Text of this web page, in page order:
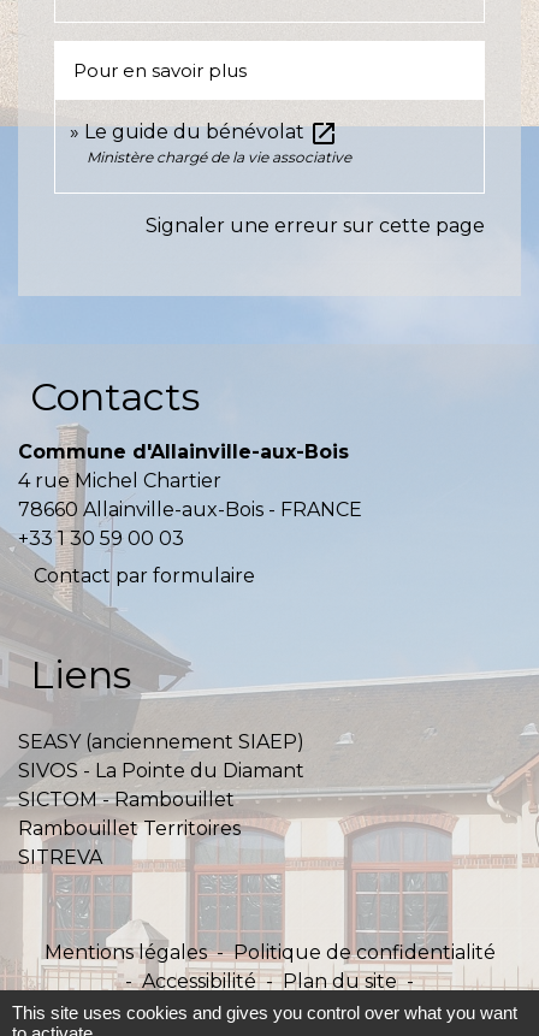
Pour en savoir plus
Le guide du bénévolatopen_in_new
Ministère chargé de la vie associative
Signaler une erreur sur cette page
Contacts
Commune d'Allainville-aux-Bois
4 rue Michel Chartier
78660 Allainville-aux-Bois - FRANCE
+33 1 30 59 00 03
Contact par formulaire
Liens
SEASY (anciennement SIAEP)
SIVOS - La Pointe du Diamant
SICTOM - Rambouillet
Rambouillet Territoires
SITREVA
Mentions légales - Politique de confidentialité
- Accessibilité - Plan du site -
Gestion des cookies
This site uses cookies and gives you control over what you want